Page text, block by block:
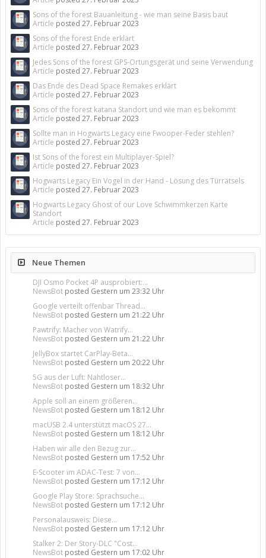
Sons of the forest Bauanleitung - wie man seine Basis baut
Article posted 27. Februar 2023
Sons of the forest Ende erklärt
Article posted 27. Februar 2023
Jedes Sons of the forest GPS-Ortungsgerät und seine Verwendung
Article posted 27. Februar 2023
Das Ende des Dead Space Remakes erklärt
Article posted 27. Februar 2023
Sons of the forest katana Standort und wie man es bekommt
Article posted 27. Februar 2023
Sollte man in Hogwarts Legacy eine Fwooper-Feder stehlen?
Article posted 27. Februar 2023
Ist Sons of the forest ein Multiplayer-Spiel?
Article posted 27. Februar 2023
Hogwarts Legacy Ein Vogel in der Hand - Lösung des Türrätsels
Article posted 27. Februar 2023
Hogwarts Legacy Ghost of our Love Schwimmkerzen Karte
Standort
Article posted 27. Februar 2023
Neue Themen
DJI Osmo Pocket 4P ausprobiert:...
NewsBot posted Gestern um 23:32 Uhr
Google verteilt offenbar Thread...
NewsBot posted Gestern um 21:22 Uhr
Pawtrify: Macher von Watrify...
NewsBot posted Gestern um 21:22 Uhr
JellyBox startet CarPlay-Beta...
NewsBot posted Gestern um 20:22 Uhr
5G aus der Luft: Nahtloser...
NewsBot posted Gestern um 18:32 Uhr
Apple soll an einem größeren...
NewsBot posted Gestern um 18:12 Uhr
macUSB 2.4 unterstützt macOS 27...
NewsBot posted Gestern um 18:12 Uhr
Haben wir alle den Bezug zur...
NewsBot posted Gestern um 17:52 Uhr
E-Scooter im ADAC-Test: 7 von...
NewsBot posted Gestern um 17:12 Uhr
Google Play Store: Sprachsuche...
NewsBot posted Gestern um 17:12 Uhr
Personalausweis: Diese...
NewsBot posted Gestern um 17:12 Uhr
Stalker 2: Der Story-DLC "Cost...
NewsBot posted Gestern um 17:02 Uhr